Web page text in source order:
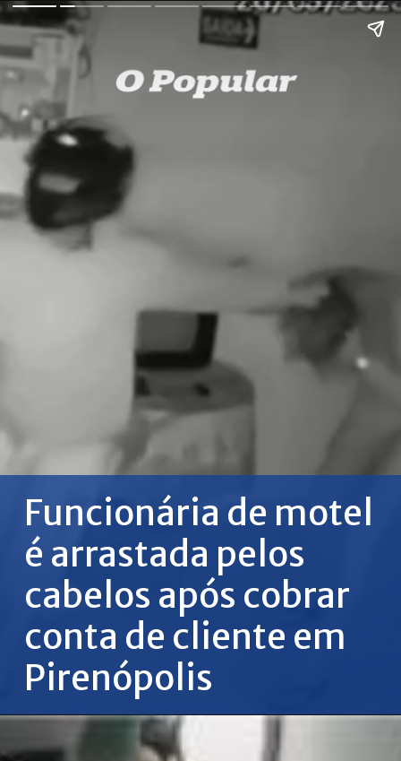
Funcionária de motel
é arrastada pelos
cabelos após cobrar
conta de cliente em
Pirenópolis